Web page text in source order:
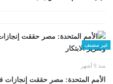
غير مصنف
منذ 9 أشهر
الأمم المتحدة: مصر حققت إنجازات